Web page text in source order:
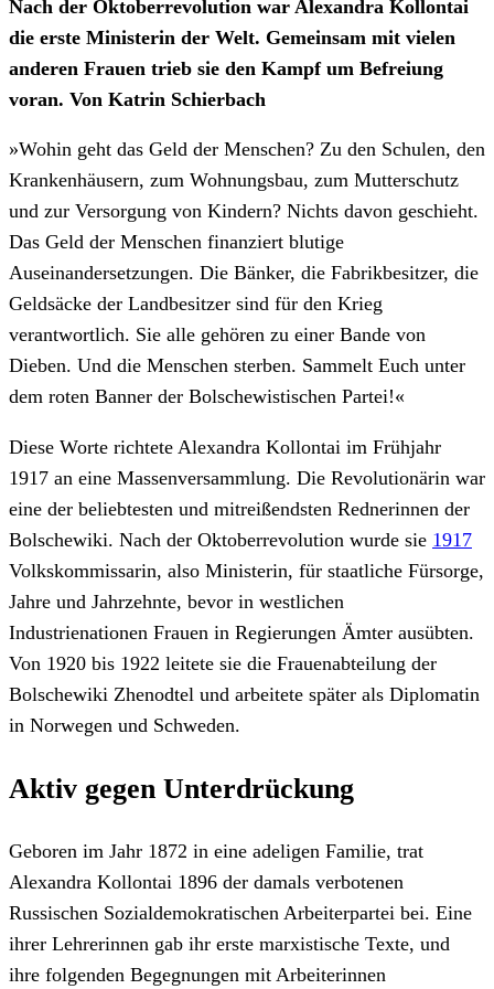
Nach der Oktoberrevolution war Alexandra Kollontai
die erste Ministerin der Welt. Gemeinsam mit vielen
anderen Frauen trieb sie den Kampf um Befreiung
voran. Von Katrin Schierbach
»Wohin geht das Geld der Menschen? Zu den Schulen, den
Krankenhäusern, zum Wohnungsbau, zum Mutterschutz
und zur Versorgung von Kindern? Nichts davon geschieht.
Das Geld der Menschen finanziert blutige
Auseinandersetzungen. Die Bänker, die Fabrikbesitzer, die
Geldsäcke der Landbesitzer sind für den Krieg
verantwortlich. Sie alle gehören zu einer Bande von
Dieben. Und die Menschen sterben. Sammelt Euch unter
dem roten Banner der Bolschewistischen Partei!«
Diese Worte richtete Alexandra Kollontai im Frühjahr
1917 an eine Massenversammlung. Die Revolutionärin war
eine der beliebtesten und mitreißendsten Rednerinnen der
Bolschewiki. Nach der Oktoberrevolution wurde sie 1917
Volkskommissarin, also Ministerin, für staatliche Fürsorge,
Jahre und Jahrzehnte, bevor in westlichen
Industrienationen Frauen in Regierungen Ämter ausübten.
Von 1920 bis 1922 leitete sie die Frauenabteilung der
Bolschewiki Zhenodtel und arbeitete später als Diplomatin
in Norwegen und Schweden.
Aktiv gegen Unterdrückung
Geboren im Jahr 1872 in eine adeligen Familie, trat
Alexandra Kollontai 1896 der damals verbotenen
Russischen Sozialdemokratischen Arbeiterpartei bei. Eine
ihrer Lehrerinnen gab ihr erste marxistische Texte, und
ihre folgenden Begegnungen mit Arbeiterinnen